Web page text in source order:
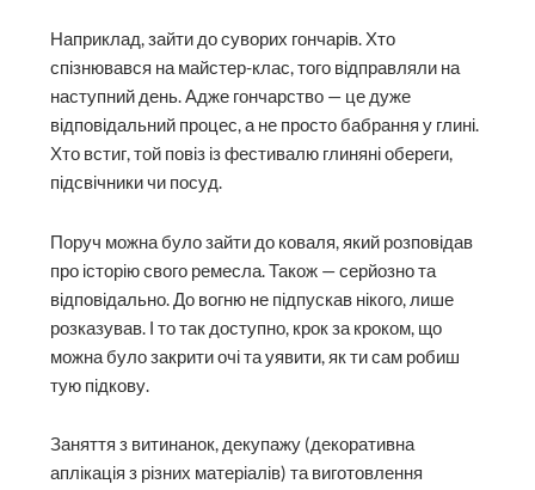
Наприклад, зайти до суворих гончарів. Хто
спізнювався на майстер-клас, того відправляли на
наступний день. Адже гончарство — це дуже
відповідальний процес, а не просто бабрання у глині.
Хто встиг, той повіз із фестивалю глиняні обереги,
підсвічники чи посуд.
Поруч можна було зайти до коваля, який розповідав
про історію свого ремесла. Також — серйозно та
відповідально. До вогню не підпускав нікого, лише
розказував. І то так доступно, крок за кроком, що
можна було закрити очі та уявити, як ти сам робиш
тую підкову.
Заняття з витинанок, декупажу (декоративна
аплікація з різних матеріалів) та виготовлення